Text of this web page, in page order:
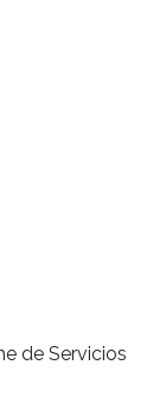
de Servicios